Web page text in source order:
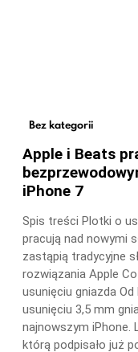
Bez kategorii
Apple i Beats
iPhone 7
Spis treści Plotki o
pracują nad nowymi
zastąpią tradycyjne
rozwiązania Apple
usunięciu gniazda
usunięciu 3,5 mm
najnowszym iPhone.
którą podpisało już